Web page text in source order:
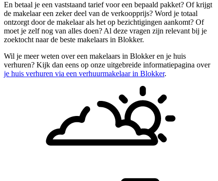
En betaal je een vaststaand tarief voor een bepaald pakket? Of krijgt
de makelaar een zeker deel van de verkoopprijs? Word je totaal
ontzorgt door de makelaar als het op bezichtigingen aankomt? Of
moet je zelf nog van alles doen? Al deze vragen zijn relevant bij je
zoektocht naar de beste makelaars in Blokker.
Wil je meer weten over een makelaars in Blokker en je huis
verhuren? Kijk dan eens op onze uitgebreide informatiepagina over
je huis verhuren via een verhuurmakelaar in Blokker.